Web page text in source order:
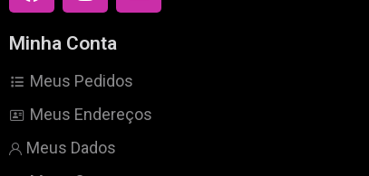
Minha Conta
Meus Pedidos
Meus Endereços
Meus Dados